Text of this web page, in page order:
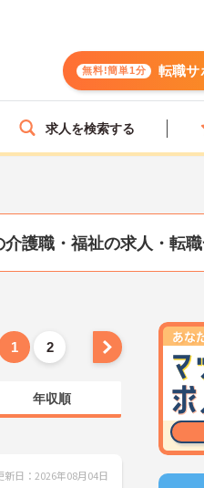
無料!簡単1分 転職サ
求人を検索する
介護職・福祉の求人・転
1 2
年収順
新日：2026年08月04日